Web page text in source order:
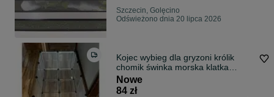
Szczecin, Golęcino
Odświeżono dnia 20 lipca 2026
Kojec wybieg dla gryzoni królik
chomik świnka morska klatka
NOWA MOCNA
Nowe
84 zł